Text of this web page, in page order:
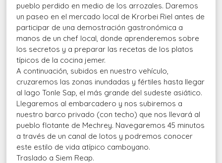
pueblo perdido en medio de los arrozales. Daremos
un paseo en el mercado local de Krorbei Riel antes de
participar de una demostración gastronómica a
manos de un chef local, donde aprenderemos sobre
los secretos y a preparar las recetas de los platos
típicos de la cocina jemer.
A continuación, subidos en nuestro vehículo,
cruzaremos las zonas inundadas y fértiles hasta llegar
al lago Tonle Sap, el más grande del sudeste asiático.
Llegaremos al embarcadero y nos subiremos a
nuestro barco privado (con techo) que nos llevará al
pueblo flotante de Mechrey. Navegaremos 45 minutos
a través de un canal de lotos y podremos conocer
este estilo de vida atípico camboyano.
Traslado a Siem Reap.